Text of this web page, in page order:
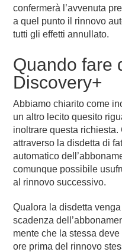
confermerà l’avvenuta
a quel punto il rinnovo
tutti gli effetti annullato.
Quando fare
Discovery+
Abbiamo chiarito come
un altro lecito quesito
inoltrare questa
attraverso la disdetta di
automatico
comunque possibile
al rinnovo successivo.
Qualora la disdetta
scadenza
mente che la stessa
ore prima del rinnovo